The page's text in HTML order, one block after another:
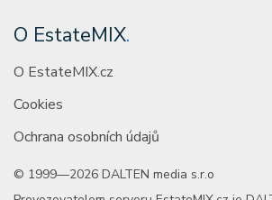
O EstateMIX.
O EstateMIX.cz
Cookies
Ochrana osobních údajů
© 1999—2026 DALTEN media s.r.o